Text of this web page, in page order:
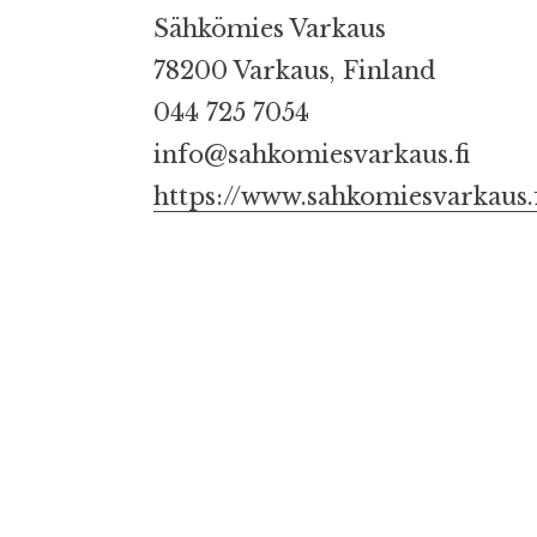
Sähkömies Varkaus
78200 Varkaus, Finland
044 725 7054
info@sahkomiesvarkaus.fi
https://